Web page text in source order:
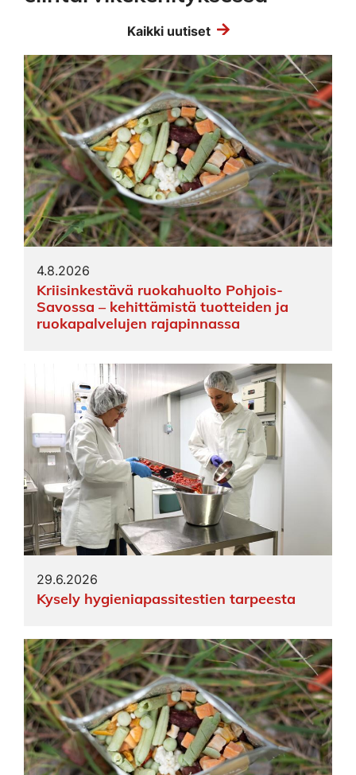
Kaikki uutiset
4.8.2026
Kriisinkestävä ruokahuolto Pohjois-
Savossa – kehittämistä tuotteiden ja
ruokapalvelujen rajapinnassa
29.6.2026
Kysely hygieniapassitestien tarpeesta